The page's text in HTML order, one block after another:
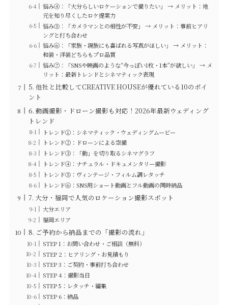
悩み④：「大分らしいロケーションで撮りたい」 → メリット：地
元を知り尽くしたロケ提案力
悩み⑤：「カメラマンとの相性が不安」 → メリット：事前ヒアリ
ングと打ち合わせ
悩み⑥：「家族・親族にも喜ばれる写真がほしい」 → メリット：
和装・洋装どちらもプロ品質
悩み⑦：「SNSや映画のような“今っぽい1枚・1本”が欲しい」 → メ
リット：最新トレンドとシネマティック表現
5. 他社と比較してCREATIVE HOUSEが優れている10のポイ
ント
6. 動画撮影・ドローン撮影も対応！2026年最新ウェディング
トレンド
トレンド①：シネマティック・ウェディングムービー
トレンド②：ドローンによる空撮
トレンド③：「動」を切り取るシネマグラフ
トレンド④：ナチュラル・ドキュメンタリー撮影
トレンド⑤：ヴィンテージ・フィルム調レタッチ
トレンド⑥：SNS用ショート動画とフル動画の同時納品
7. 大分・福岡で人気のロケーション撮影スポット
大分エリア
福岡エリア
8. ご予約から納品までの「撮影の流れ」
STEP 1：お問い合わせ・ご相談（無料）
STEP 2：ヒアリング・お見積もり
STEP 3：ご契約・事前打ち合わせ
STEP 4：撮影当日
STEP 5：レタッチ・編集
STEP 6：納品